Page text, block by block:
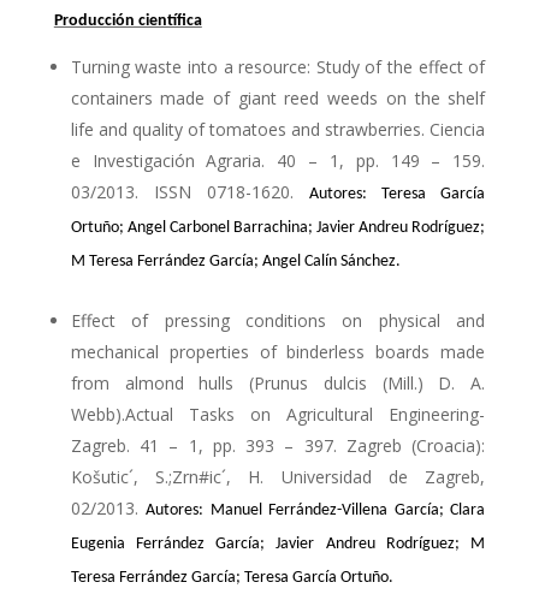
Producción científica
Turning waste into a resource: Study of the effect of
containers made of giant reed weeds on the shelf
life and quality of tomatoes and strawberries. Ciencia
e Investigación Agraria. 40 – 1, pp. 149 – 159.
03/2013. ISSN 0718-1620.Autores: Teresa García
Ortuño; Angel Carbonel Barrachina; Javier Andreu Rodríguez;
M Teresa Ferrández García; Angel Calín Sánchez.
Effect of pressing conditions on physical and
mechanical properties of binderless boards made
from almond hulls (Prunus dulcis (Mill.) D. A.
Webb).Actual Tasks on Agricultural Engineering-
Zagreb. 41 – 1, pp. 393 – 397. Zagreb (Croacia):
Košutic´, S.;Zrn#ic´, H. Universidad de Zagreb,
02/2013.Autores: Manuel Ferrández-Villena García; Clara
Eugenia Ferrández García; Javier Andreu Rodríguez; M
Teresa Ferrández García; Teresa García Ortuño.